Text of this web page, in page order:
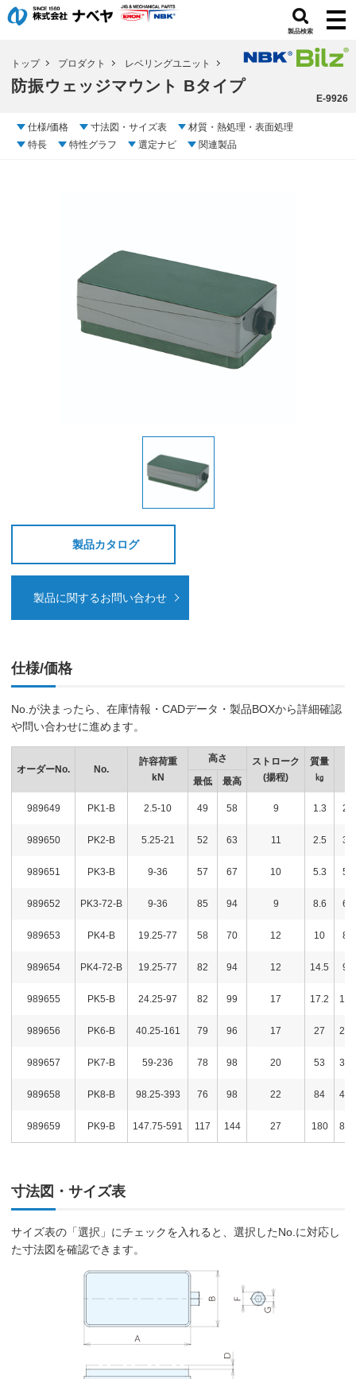
製品検索
トップ プロダクト レベリングユニット
防振ウェッジマウント Bタイプ
E-9926
仕様/価格 寸法図・サイズ表
材質・熱処理・表面処理
特長
特性グラフ 選定ナビ 関連製品
製品カタログ
製品に関するお問い合わせ
仕様/価格
No.が決まったら、在庫情報・CADデータ・製品BOXから詳細確認
や問い合わせに進めます。
オーダーNo. No.
許容荷重
kN
高さ
ストローク
(揚程)
質量
㎏
最低
最高
989649 PK1-B 2.5-10 49 58 9 1.3
989650 PK2-B 5.25-21 52 63 11 2.5
989651 PK3-B 9-36 57 67 10 5.3
989652 PK3-72-B 9-36 85 94 9 8.6
989653 PK4-B 19.25-77 58 70 12 10
989654 PK4-72-B 19.25-77 82 94 12 14.5
989655 PK5-B 24.25-97 82 99 17 17.2
989656 PK6-B 40.25-161 79 96 17 27
989657 PK7-B 59-236 78 98 20 53
989658 PK8-B 98.25-393 76 98 22 84
989659 PK9-B 147.75-591 117 144 27 180
寸法図・サイズ表
サイズ表の「選択」にチェックを入れると、選択したNo.に対応し
た寸法図を確認できます。